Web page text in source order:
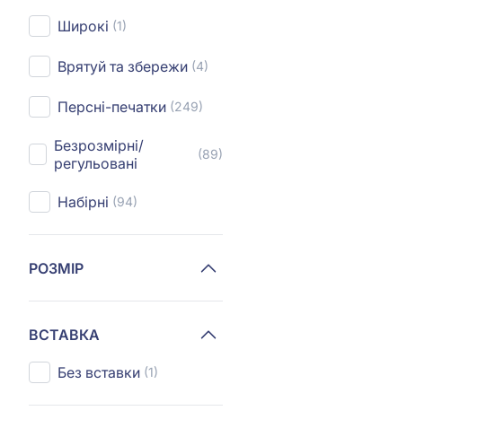
Широкі (1)
Врятуй та збережи (4)
Персні-печатки (249)
Безрозмірні/
регульовані
(89)
Набірні (94)
РОЗМІР
ВСТАВКА
Без вставки (1)